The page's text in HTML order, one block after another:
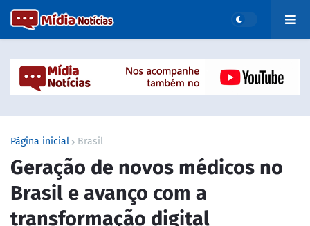
Página inicial Brasil
Geração de novos médicos no
Brasil e avanço com a
transformação digital